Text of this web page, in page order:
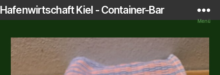
Hafenwirtschaft Kiel - Container-Bar
Menü
Startseite /Shop/ Essen/ Beilagen/ Apfelrotkohl